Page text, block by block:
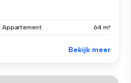
Appartement 64 m²
Bekijk meer